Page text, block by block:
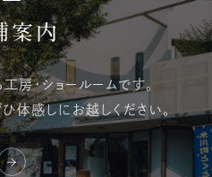
案内
工房・ショールームです。
体感しにお越しください。